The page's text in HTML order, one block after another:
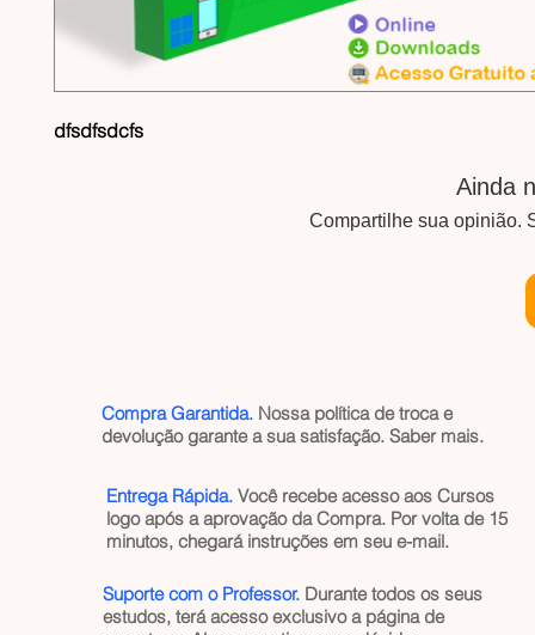
dfsdfsdcfs
Ainda
Compartilhe sua opinião.
Compra Garantida. Nossa política de troca e
devolução garante a sua satisfação. Saber mais.
Entrega Rápida. Você recebe acesso aos Cursos
logo após a aprovação da Compra. Por volta de 15
minutos, chegará instruções em seu e-mail.
Suporte com o Professor. Durante todos os seus
estudos, terá acesso exclusivo a página de